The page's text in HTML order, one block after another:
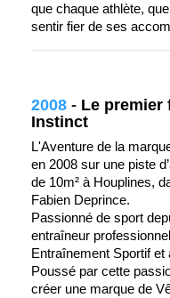
que chaque athlète,
sentir fier de ses
2008 - Le premier
Instinct
L'Aventure de la
en 2008 sur une piste
de 10m² à Houplines,
Fabien Deprince.
Passionné de sport
entraîneur
Entraînement Sportif et
Poussé par cette
créer une marque de